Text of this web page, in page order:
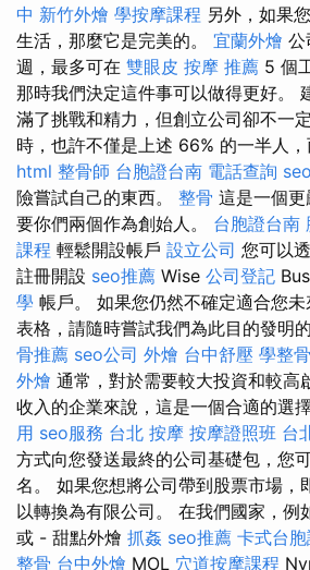
中 新竹外燴 學按摩課程 另外，如果
生活，那麼它是完美的。 宜蘭外燴 公
週，最多可在 雙眼皮 按摩 推薦 5 個
那時我們決定這件事可以做得更好。
滿了挑戰和精力，但創立公司卻不一
時，也許不僅是上述 66% 的一半人
html 整骨師 台胞證台南 電話查詢
險嘗試自己的東西。 整骨 這是一個
要你們兩個作為創始人。 台胞證台南
課程 輕鬆開設帳戶 設立公司 您可以
註冊開設 seo推薦 Wise 公司登記
學 帳戶。 如果您仍然不確定適合您
表格，請隨時嘗試我們為此目的發明
骨推薦 seo公司 外燴 台中舒壓 學整骨
外燴 通常，對於需要較大投資和較高
收入的企業來說，這是一個合適的選
用 seo服務 台北 按摩 按摩證照班 台
方式向您發送最終的公司基礎包，您
名。 如果您想將公司帶到股票市場，
以轉換為有限公司。 在我們國家，
或 - 甜點外燴 抓姦 seo推薦 卡式台胞
整骨 台中外燴 MOL 穴道按摩課程